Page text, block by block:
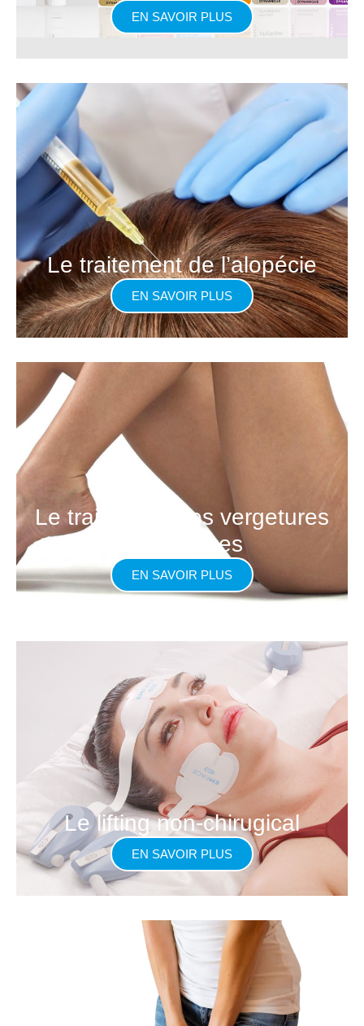
EN SAVOIR PLUS
Le traitement de l’alopécie
EN SAVOIR PLUS
Le traitement des vergetures
et cicatrices
EN SAVOIR PLUS
Le lifting non-chirugical
EN SAVOIR PLUS